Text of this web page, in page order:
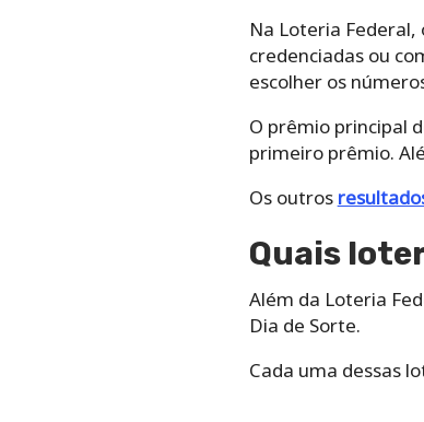
Na Loteria
credenciadas ou
escolher os
O prêmio principal
primeiro prêmio.
Os outros
Quais
Além da Loteria
Dia de Sorte.
Cada uma dessas